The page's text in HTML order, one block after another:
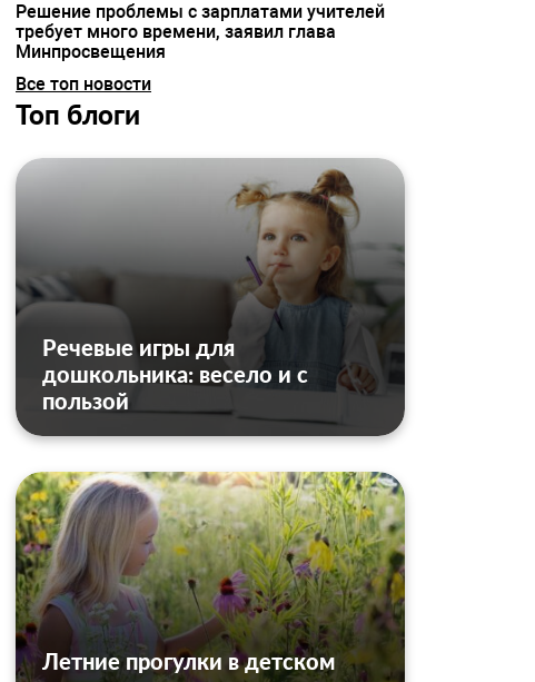
Решение проблемы с зарплатами учителей
требует много времени, заявил глава
Минпросвещения
Все топ новости
Топ блоги
Речевые игры для
дошкольника: весело и с
пользой
Летние прогулки в детском